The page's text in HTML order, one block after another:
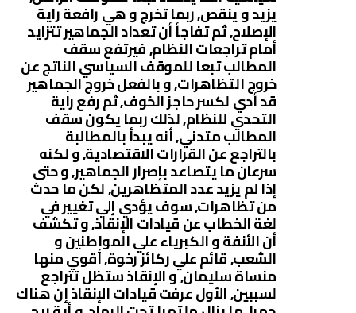
يزيد و ينقص, ربما تخرج و هي رافعة راية
الإصلاح, ثم تفاجأ أن تعداد الجماهير تتزايد
أمام تراجعات النظام, فيرتفع سقف
المطالب تبعا للموقف السياسي الناتج عن
خروج التظاهرات, و بالفعل خروج الجماهير
قد أدي لكسر حاجز الخوف, ثم رفع راية
التحدي للنظام, لذلك ربما يكون سقف
المطالب متدني, أنه يبدأ بالمطالبة
بالتراجع عن القرارات الاقتصادية, و لكنه
سرعان ما يتصاعد بإصرار الجماهير, و حتى
إذا لم يزيد عدد المتظاهرين, لكن ما حدث
من تظاهرات, سوف يؤدي إلي تغيير في
لغة الخطاب عن قيادات الإنقاذ, و تكشف
أن الأنفة و الكبرياء علي المواطنين و
الشعب, قائم علي ركائز رخوة, أقوي منها
منساة سليمان, و الإنقاذ ستظل تتراجع
لسببين, الأول عرفت قيادات الإنقاذ إن هناك